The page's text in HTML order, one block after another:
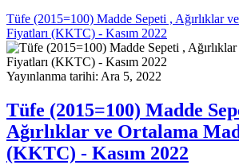
Tüfe (2015=100) Madde Sepeti , Ağırlıklar
Fiyatları (KKTC) - Kasım 2022
Yayınlanma tarihi: Ara 5, 2022
Tüfe (2015=100) Madde
Ağırlıklar ve Ortalama
(KKTC) - Kasım 2022